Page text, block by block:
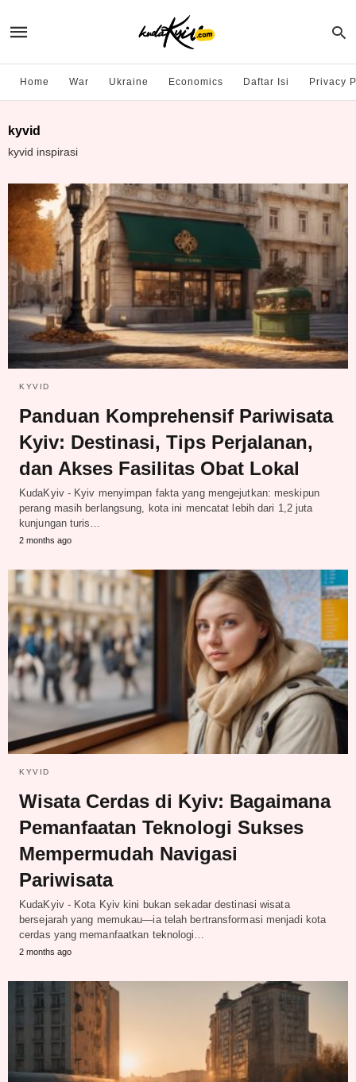
Home War Ukraine Economics Daftar Isi Privacy
kyvid
kyvid inspirasi
KYVID
Panduan Komprehensif Pariwisata
Kyiv: Destinasi, Tips Perjalanan,
dan Akses Fasilitas Obat Lokal
KudaKyiv - Kyiv menyimpan fakta yang mengejutkan: meskipun
perang masih berlangsung, kota ini mencatat lebih dari 1,2 juta
kunjungan turis…
2 months ago
KYVID
Wisata Cerdas di Kyiv: Bagaimana
Pemanfaatan Teknologi Sukses
Mempermudah Navigasi
Pariwisata
KudaKyiv - Kota Kyiv kini bukan sekadar destinasi wisata
bersejarah yang memukau—ia telah bertransformasi menjadi kota
cerdas yang memanfaatkan teknologi…
2 months ago